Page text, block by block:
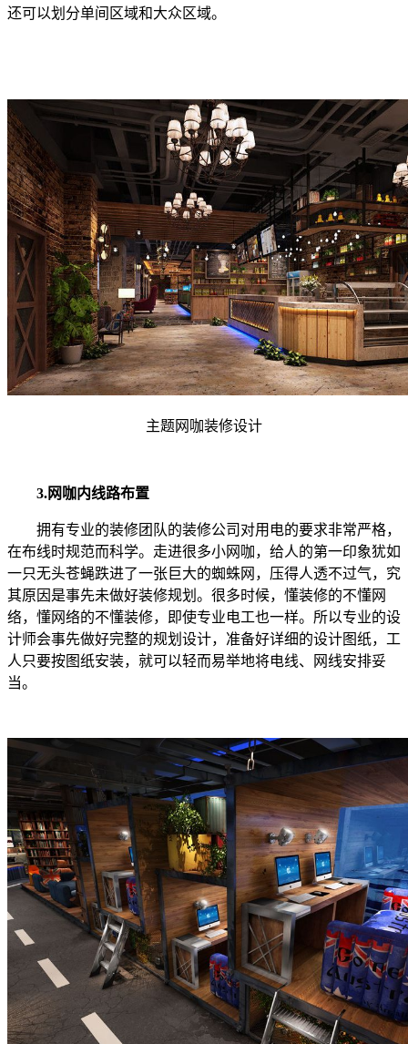
还可以划分单间区域和大众区域。
主题网咖装修设计
3.网咖内线路布置
拥有专业的装修团队的装修公司对用电的要求非常严格，
在布线时规范而科学。走进很多小网咖，给人的第一印象犹如
一只无头苍蝇跌进了一张巨大的蜘蛛网，压得人透不过气，究
其原因是事先未做好装修规划。很多时候，懂装修的不懂网
络，懂网络的不懂装修，即使专业电工也一样。所以专业的设
计师会事先做好完整的规划设计，准备好详细的设计图纸，工
人只要按图纸安装，就可以轻而易举地将电线、网线安排妥
当。